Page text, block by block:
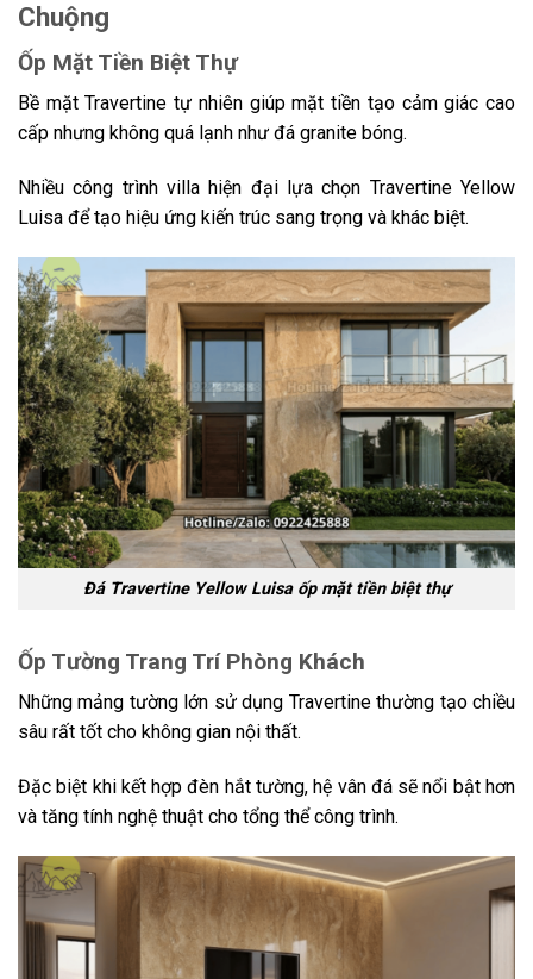
Chuộng
Ốp Mặt Tiền Biệt Thự
Bề mặt Travertine tự nhiên giúp mặt tiền tạo cảm giác cao
cấp nhưng không quá lạnh như đá granite bóng.
Nhiều công trình villa hiện đại lựa chọn Travertine Yellow
Luisa để tạo hiệu ứng kiến trúc sang trọng và khác biệt.
Đá Travertine Yellow Luisa ốp mặt tiền biệt thự
Ốp Tường Trang Trí Phòng Khách
Những mảng tường lớn sử dụng Travertine thường tạo chiều
sâu rất tốt cho không gian nội thất.
Đặc biệt khi kết hợp đèn hắt tường, hệ vân đá sẽ nổi bật hơn
và tăng tính nghệ thuật cho tổng thể công trình.